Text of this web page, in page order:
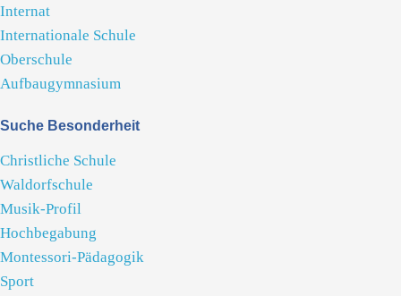
Internat
Internationale Schule
Oberschule
Aufbaugymnasium
Suche Besonderheit
Christliche Schule
Waldorfschule
Musik-Profil
Hochbegabung
Montessori-Pädagogik
Sport